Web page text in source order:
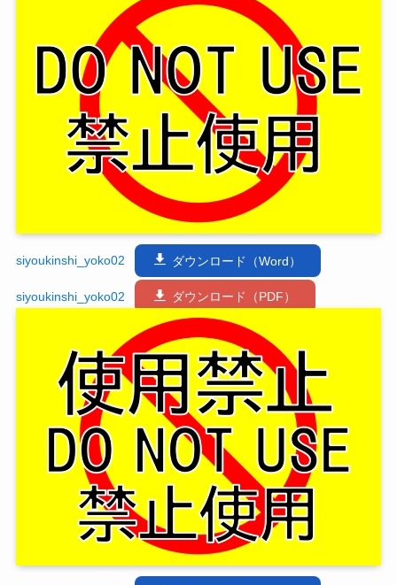
siyoukinshi_yoko02 ダウンロード（Word）
siyoukinshi_yoko02 ダウンロード（PDF）